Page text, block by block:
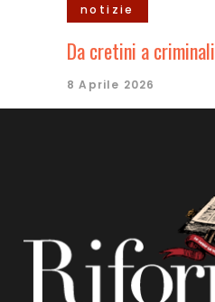
notizie
Da cretini a criminali
8 Aprile 2026